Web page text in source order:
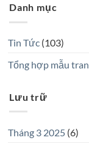
Danh mục
Tin Tức(103)
Tổng hợp mẫu
Lưu trữ
Tháng 3 2025(6)